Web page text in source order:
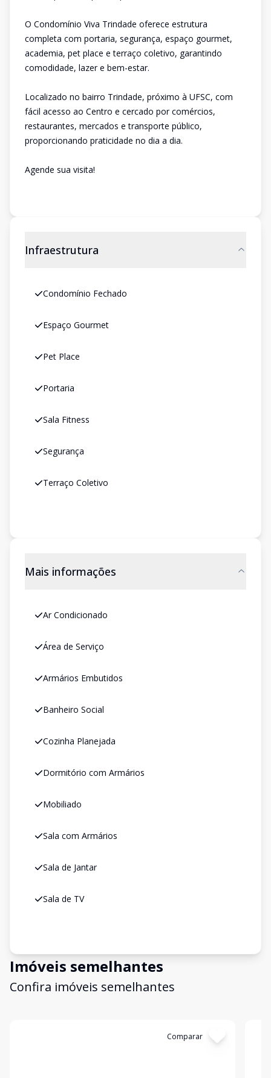
O Condomínio Viva Trindade oferece estrutura
completa com portaria, segurança, espaço gourmet,
academia, pet place e terraço coletivo, garantindo
comodidade, lazer e bem-estar.
Localizado no bairro Trindade, próximo à UFSC, com
fácil acesso ao Centro e cercado por comércios,
restaurantes, mercados e transporte público,
proporcionando praticidade no dia a dia.
Agende sua visita!
Infraestrutura
Condomínio Fechado
Espaço Gourmet
Pet Place
Portaria
Sala Fitness
Segurança
Terraço Coletivo
Mais informações
Ar Condicionado
Área de Serviço
Armários Embutidos
Banheiro Social
Cozinha Planejada
Dormitório com Armários
Mobiliado
Sala com Armários
Sala de Jantar
Sala de TV
Imóveis semelhantes
Confira imóveis semelhantes
Comparar